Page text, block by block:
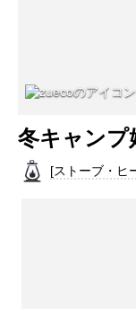
冬キャンプ
[ストーブ・ヒ